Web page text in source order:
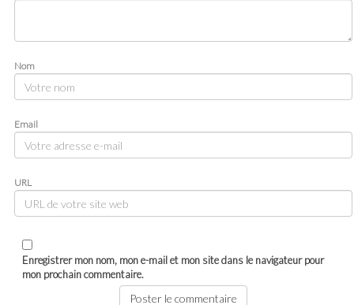
Nom
Email
URL
Enregistrer mon nom, mon e-mail et mon site dans le navigateur pour
mon prochain commentaire.